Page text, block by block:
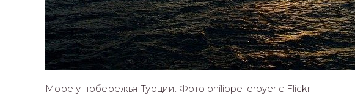
Море у побережья Турции. Фото philippe leroyer с Flickr